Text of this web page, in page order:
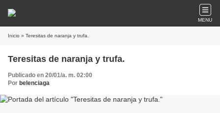
MENU
Inicio » Teresitas de naranja y trufa.
Teresitas de naranja y trufa.
Publicado en 20/01/a. m. 02:00
Por belenciaga